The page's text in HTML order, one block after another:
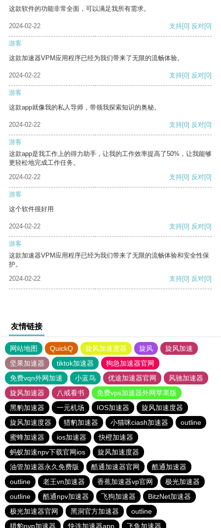
这款软件的功能非常全面，可以满足我所有需求。
2024-02-22 支持[0] 反对[0]
游客
这款加速器VPM应用程序已经为我们带来了无限的流畅体验。
2024-02-22 支持[0] 反对[0]
游客
这款app就像我的私人导师，带领我探索知识的奥秘。
2024-02-22 支持[0] 反对[0]
游客
这款app是我工作上的得力助手，让我的工作效率提高了50%，让我能够
更轻松地完成工作任务。
2024-02-22
支持[0] 反对[0]
游客
这个软件很好用
2024-02-22 支持[0] 反对[0]
游客
这款加速器VPM应用程序已经为我们带来了无限的流畅体验和安全性保
护。
2024-02-22
支持[0] 反对[0]
友情链接
网站地图 QuickQ 旋风加速度器 旋风
旋风加速
坚果加速器
tiktok加速器
狗急加速器官网
免费vqn外网加速
小蓝鸟 优途加速器官网
风驰加速器
旋风加速器
八戒看书
免费vps加速器外网苹果版
黑豹加速器
一元机场 IOS加速器
旋风加速度器
旋风加速度器
猎豹加速器 小猫咪ciash加速器
outline
蜜蜂加速器
ios加速器
快橙加速器
蚂蚁加速npv下载官网ios
旋风加速度器
油管加速器永久免费版
酷通加速器官网
酷通加速器
outline
老王vn加速器 香蕉加速器vp官网
极光加速器
outline
酷通npv加速器 飞狗加速器
BitzNet加速器
极光加速器官网
黑洞官方加速器
outline
猎豹nvp加速器
快连加速器app 飞鱼加速器